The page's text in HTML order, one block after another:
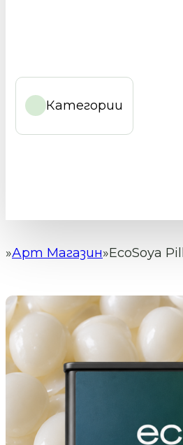
Категории
Начало
Арт Магазин EcoSoya